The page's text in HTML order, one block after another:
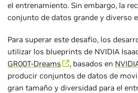
el entrenamiento. Sin embargo, la
conjunto de datos grande y diverso
Para superar este desafío, los
utilizar los blueprints de NVIDIA
GR00T-Dreams
, basados en
producir conjuntos de datos de
gran tamaño y diversidad para el